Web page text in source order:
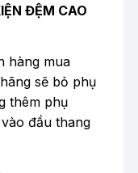
ĐỆM CAO
hàng mua
sẽ bỏ phụ
thêm phụ
đầu thang